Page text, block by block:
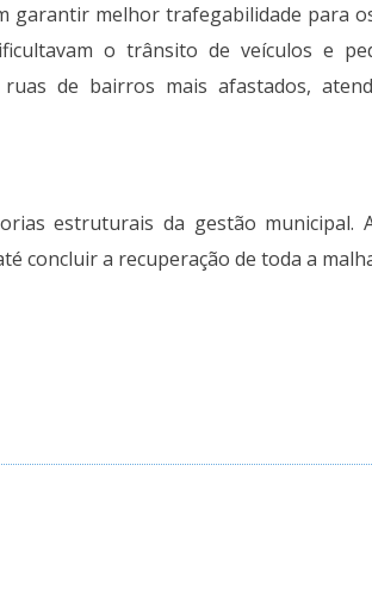
garantir melhor trafegabilidade para
o trânsito de veículos e
de bairros mais afastados,
estruturais da gestão municipal.
concluir a recuperação de toda a